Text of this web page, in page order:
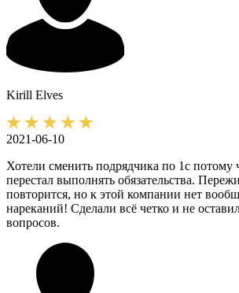
Kirill Elves
2021-06-10
Хотели сменить подрядчика по 1с
перестал выполнять обязательства.
повторится, но к этой компании нет
нареканий! Сделали всё четко и не
вопросов.